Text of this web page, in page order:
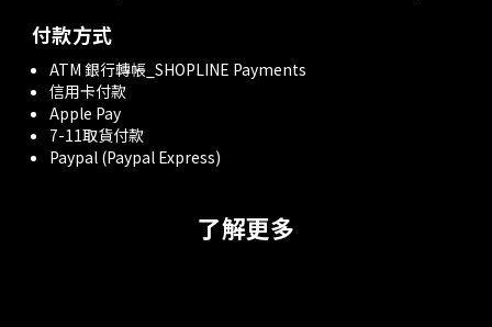
付款方式
ATM 銀行轉帳_SHOPLINE Payments
信用卡付款
Apple Pay
7-11取貨付款
Paypal (Paypal Express)
了解更多